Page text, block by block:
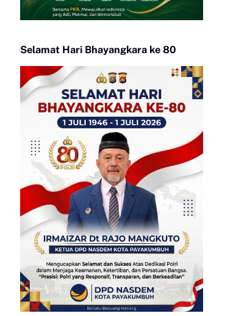
Selamat Hari Bhayangkara ke 80